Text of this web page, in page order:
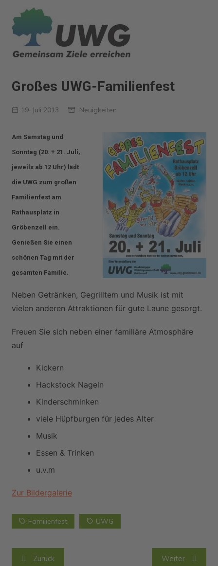
Inhalt
springen
Großes UWG-Familienfest
19. Juli 2013 Neuigkeiten
Am Samstag und
Sonntag (20. + 21. Juli,
jeweils ab 12 Uhr) lädt
die UWG zum großen
Familienfest am
Rathausplatz in
Gröbenzell ein.
Genießen Sie einen
schönen Tag mit der
gesamten Familie.
Neben Getränken, Gegrilltem und Musik ist mit
vielen anderen Attraktionen für gute Laune gesorgt.
Freuen Sie sich neben einer familiäre Atmosphäre
auf
Kickern
Hackstock Nageln
Kinderschminken
viele Hüpfburgen für jedes Alter
Musik
Essen & Trinken
u.v.m
Zur Bildergalerie
Familienfest UWG
Beitragsnavigation
Zurück Weiter